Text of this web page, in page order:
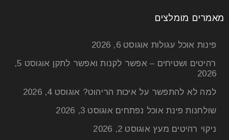
טיפים להובלה והרכבת רהיטים – לעצב
מאמרים מומלצים
פינות אוכל עגולות אוגוסט 6, 2026
רהיטים ושטיחים – אפשר לקנות ואפשר לתקן
אוגוסט 5,
2026
למה לא להתפשר על איכות הריהוט? אוגוסט 4, 2026
שולחנות פינת אוכל נפתחים אוגוסט 3, 2026
ניקוי רהיטים מעץ אוגוסט 2, 2026